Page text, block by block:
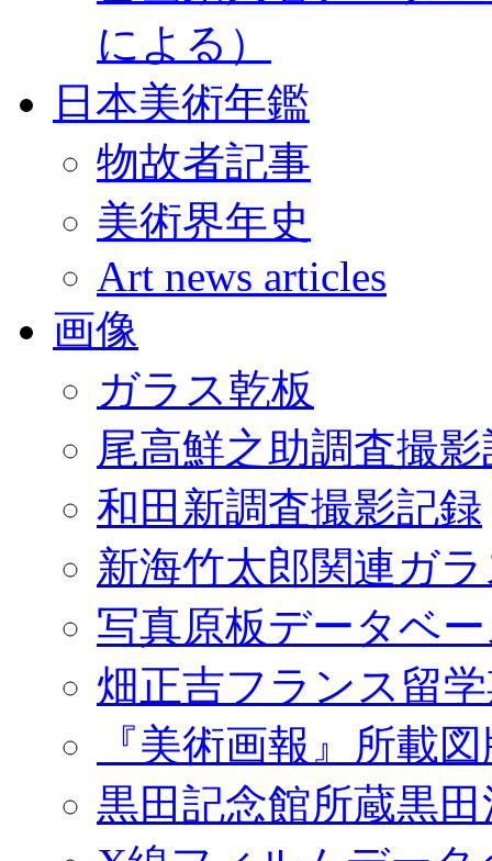
による）
日本美術年鑑
物故者記事
美術界年史
Art news articles
画像
ガラス乾板
尾高鮮之助調査撮
和田新調査撮影記録
新海竹太郎関連ガ
写真原板データベ
畑正吉フランス留
『美術画報』所載
黒田記念館所蔵黒